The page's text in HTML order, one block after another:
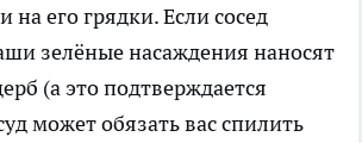
на его грядки. Если сосед
зелёные насаждения наносят
(а это подтверждается
может обязать вас спилить